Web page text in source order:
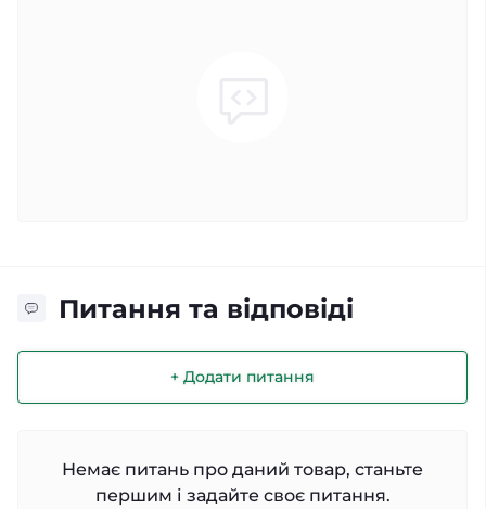
Питання та відповіді
+ Додати питання
Немає питань про даний товар, станьте
першим і задайте своє питання.